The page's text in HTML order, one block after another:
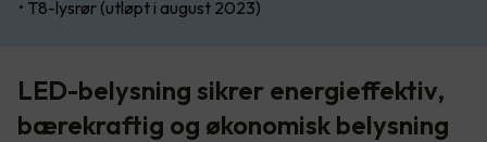
• T8-lysrør (utløpt i august 2023)
LED-belysning sikrer energieffektiv,
bærekraftig og økonomisk belysning